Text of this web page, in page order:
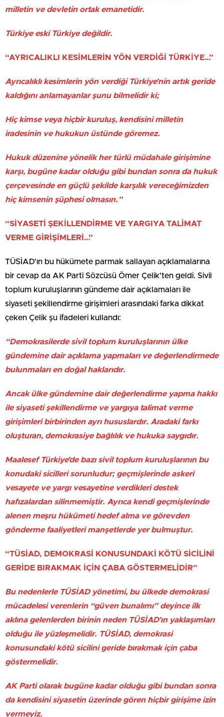
milletin ve devletin ortak emanetidir.
Türkiye eski Türkiye değildir.
“AYRICALIKLI KESİMLERİN YÖN VERDİĞİ TÜRKİYE…”
Ayrıcalıklı kesimlerin yön verdiği Türkiye’nin artık geride
kaldığını anlamayanlar şunu bilmelidir ki;
Hiç kimse veya hiçbir kuruluş, kendisini milletin
iradesinin ve hukukun üstünde göremez.
Hukuk düzenine yönelik her türlü müdahale girişimine
karşı, bugüne kadar olduğu gibi bundan sonra da hukuk
çerçevesinde en güçlü şekilde karşılık vereceğimizden
hiç kimsenin şüphesi olmasın.”
“SİYASETİ ŞEKİLLENDİRME VE YARGIYA TALİMAT
VERME GİRİŞİMLERİ…”
TÜSİAD’ın bu hükümete parmak sallayan açıklamalarına
bir cevap da AK Parti Sözcüsü Ömer Çelik’ten geldi. Sivil
toplum kuruluşlarının gündeme dair açıklamaları ile
siyaseti şekillendirme girişimleri arasındaki farka dikkat
çeken Çelik şu ifadeleri kullandı:
“Demokrasilerde sivil toplum kuruluşlarının ülke
gündemine dair açıklama yapmaları ve değerlendirmede
bulunmaları en doğal haklarıdır.
Ancak ülke gündemine dair değerlendirme yapma hakkı
ile siyaseti şekillendirme ve yargıya talimat verme
girişimleri birbirinden ayrı hususlardır. Aradaki farkı
oluşturan, demokrasiye bağlılık ve hukuka saygıdır.
Maalesef Türkiye’de bazı sivil toplum kuruluşlarının bu
konudaki sicilleri sorunludur; geçmişlerinde askeri
vesayete ve yargı vesayetine verdikleri destek
hafızalardan silinmemiştir. Ayrıca kendi geçmişlerinde
alenen meşru hükümeti hedef alma ve görevden
gönderme faaliyetleri manşetlerde yer bulmuştur.
“TÜSİAD, DEMOKRASİ KONUSUNDAKİ KÖTÜ SİCİLİNİ
GERİDE BIRAKMAK İÇİN ÇABA GÖSTERMELİDİR”
Bu nedenlerle TÜSİAD yönetimi, bu ülkede demokrasi
mücadelesi verenlerin “güven bunalımı” deyince ilk
aklına gelenlerden birinin neden TÜSİAD’ın yaklaşımları
olduğu ile yüzleşmelidir. TÜSİAD, demokrasi
konusundaki kötü sicilini geride bırakmak için çaba
göstermelidir.
AK Parti olarak bugüne kadar olduğu gibi bundan sonra
da kendisini siyasetin üzerinde gören hiçbir girişime izin
vermeyiz.